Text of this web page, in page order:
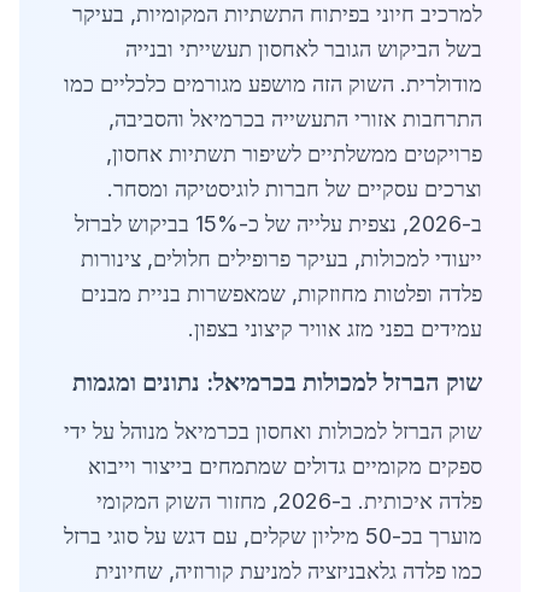
למרכיב חיוני בפיתוח התשתיות המקומיות, בעיקר
בשל הביקוש הגובר לאחסון תעשייתי ובנייה
מודולרית. השוק הזה מושפע מגורמים כלכליים כמו
התרחבות אזורי התעשייה בכרמיאל והסביבה,
פרויקטים ממשלתיים לשיפור תשתיות אחסון,
וצרכים עסקיים של חברות לוגיסטיקה ומסחר.
ב-2026, נצפית עלייה של כ-15% בביקוש לברזל
ייעודי למכולות, בעיקר פרופילים חלולים, צינורות
פלדה ופלטות מחוזקות, שמאפשרות בניית מבנים
עמידים בפני מזג אוויר קיצוני בצפון.
שוק הברזל למכולות בכרמיאל: נתונים ומגמות
שוק הברזל למכולות ואחסון בכרמיאל מנוהל על ידי
ספקים מקומיים גדולים שמתמחים בייצור וייבוא
פלדה איכותית. ב-2026, מחזור השוק המקומי
מוערך בכ-50 מיליון שקלים, עם דגש על סוגי ברזל
כמו פלדה גלאבניזציה למניעת קורוזיה, שחיונית